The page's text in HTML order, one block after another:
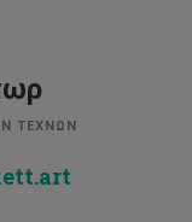
ΤΕΧΝΩΝ